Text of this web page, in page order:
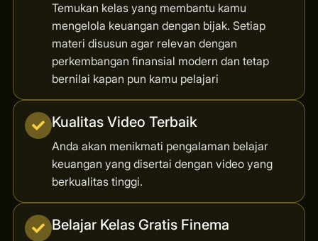
Temukan kelas yang membantu kamu
mengelola keuangan dengan bijak. Setiap
materi disusun agar relevan dengan
perkembangan finansial modern dan tetap
bernilai kapan pun kamu pelajari
Kualitas Video Terbaik
Anda akan menikmati pengalaman belajar
keuangan yang disertai dengan video yang
berkualitas tinggi.
Belajar Kelas Gratis Finema